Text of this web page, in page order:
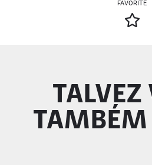
FAVORITE
TALVEZ
TAMBÉM